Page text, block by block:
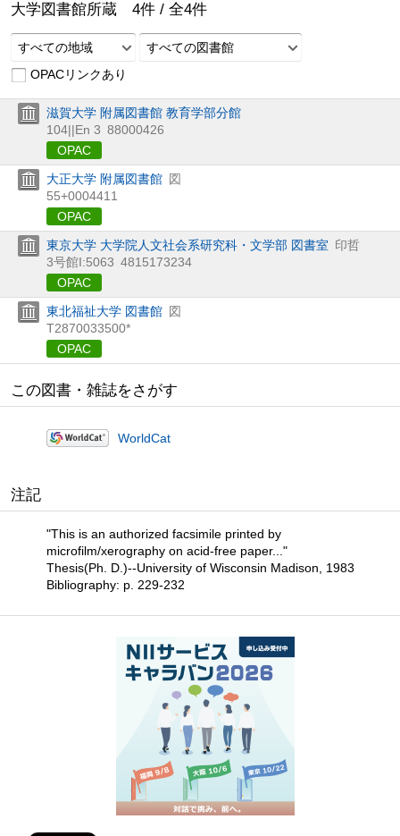
大学図書館所蔵 4件 / 全4件
すべての地域
すべての図書館
OPACリンクあり
滋賀大学 附属図書館 教育学部分館
104||En 3 88000426
OPAC
大正大学 附属図書館 図
55+0004411
OPAC
東京大学 大学院人文社会系研究科・文学部 図書室 印哲
3号館I:5063 4815173234
OPAC
東北福祉大学 図書館 図
T2870033500*
OPAC
この図書・雑誌をさがす
WorldCat
注記
"This is an authorized facsimile printed by
microfilm/xerography on acid-free paper..."
Thesis(Ph. D.)--University of Wisconsin Madison, 1983
Bibliography: p. 229-232